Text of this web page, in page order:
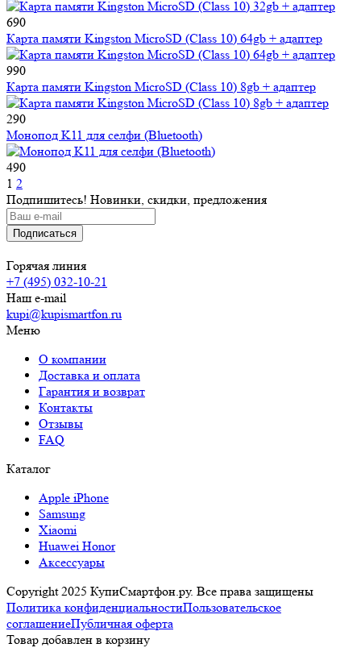
690
Карта памяти Kingston MicroSD (Class 10) 64gb + адаптер
990
Карта памяти Kingston MicroSD (Class 10) 8gb + адаптер
290
Монопод K11 для селфи (Bluetooth)
490
1 2
Подпишитесь! Новинки, скидки, предложения
Горячая линия
+7 (495) 032-10-21
Наш e-mail
kupi@kupismartfon.ru
Меню
О компании
Доставка и оплата
Гарантия и возврат
Контакты
Отзывы
FAQ
Каталог
Apple iPhone
Samsung
Xiaomi
Huawei Honor
Аксессуары
Copyright 2025 КупиСмартфон.ру. Все права защищены
Политика конфиденциальностиПользовательское
соглашениеПубличная оферта
Товар добавлен в корзину